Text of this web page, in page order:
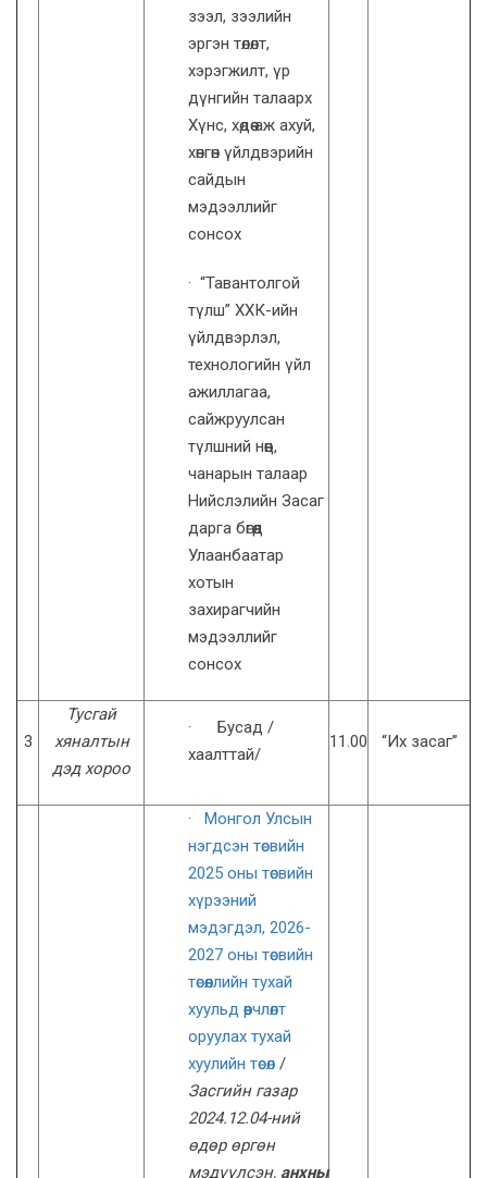
зээл, зээлийн
эргэн төлөлт,
хэрэгжилт, үр
дүнгийн талаарх
Хүнс, хөдөө аж ахуй,
хөнгөн үйлдвэрийн
сайдын
мэдээллийг
сонсох
· “Тавантолгой
түлш” ХХК-ийн
үйлдвэрлэл,
технологийн үйл
ажиллагаа,
сайжруулсан
түлшний нөөц,
чанарын талаар
Нийслэлийн Засаг
дарга бөгөөд
Улаанбаатар
хотын
захирагчийн
мэдээллийг
сонсох
3
Тусгай
хяналтын
дэд хороо
· Бусад /
хаалттай/
11.00 “Их засаг”
· Монгол Улсын
нэгдсэн төсвийн
2025 оны төсвийн
хүрээний
мэдэгдэл, 2026-
2027 оны төсвийн
төсөөллийн тухай
хуульд өөрчлөлт
оруулах тухай
хуулийн төсөл /
Засгийн газар
2024.12.04-ний
өдөр өргөн
мэдүүлсэн, анхны